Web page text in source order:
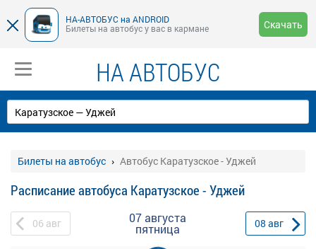
НА-АВТОБУС на ANDROID
Билеты на автобус у вас в кармане
Скачать
НА АВТОБУС
Билеты на автобус Автобус Каратузское - Уджей
Расписание автобуса Каратузское - Уджей
06 авг 07 августа
пятница 08 авг